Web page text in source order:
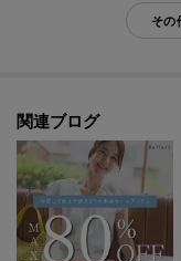
[お気に入り登録とは？]
オンラインサイトの各ア
[おすすめPOINT]
お得な情報をGETできます♪
POINT.1
再入荷通知や、値下げ情報
POINT.2
その
関連ブログ